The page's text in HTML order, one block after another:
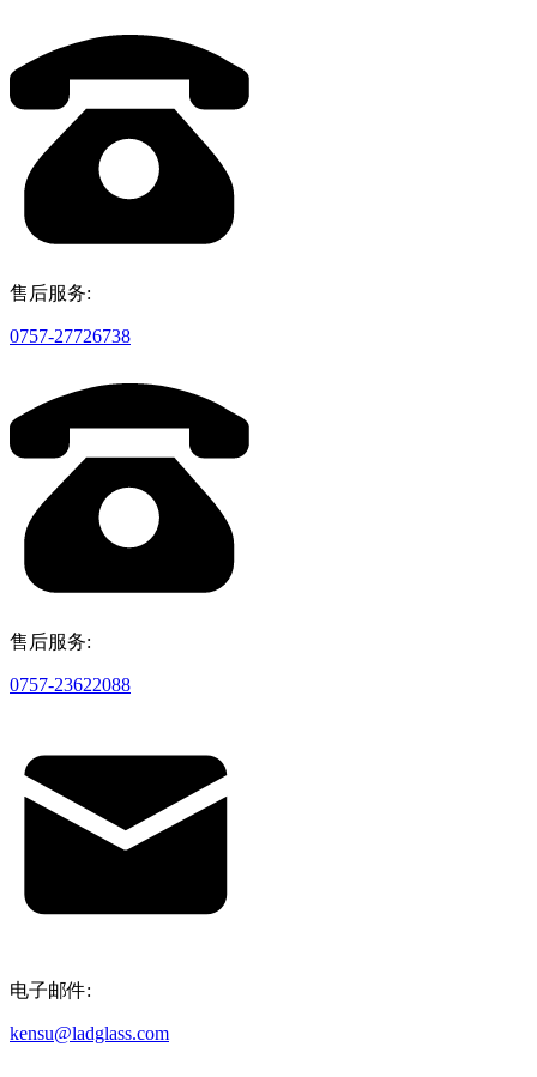
售后服务:
0757-27726738
售后服务:
0757-23622088
电子邮件:
kensu@ladglass.com